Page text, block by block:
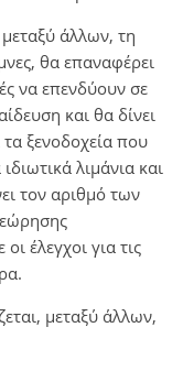
άλλων, τη
θα επαναφέρει
να επενδύουν σε
και θα δίνει
ξενοδοχεία που
λιμάνια και
τον αριθμό των
έλεγχοι για τις
μεταξύ άλλων,